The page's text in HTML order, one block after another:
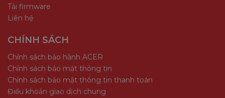
Tải firmware
Liên hệ
CHÍNH SÁCH
Chính sách bảo hành ACER
Chính sách bảo mật thông tin
Chính sách bảo mật thông tin thanh toán
Điều khoản giao dịch chung